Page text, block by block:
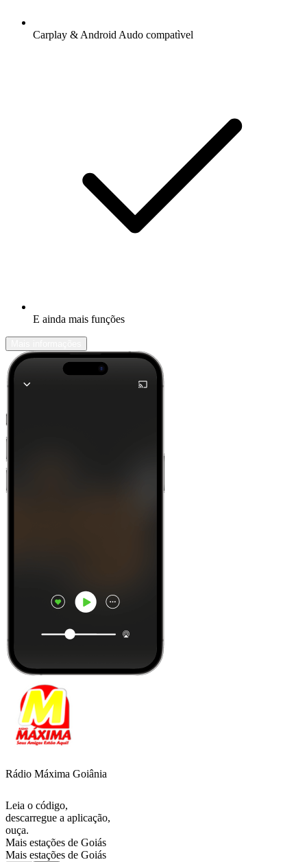
Carplay & Android Audo compatìvel
E ainda mais funções
Rádio Máxima Goiânia
Leia o código,
descarregue a aplicação,
ouça.
Mais estações de Goiás
Mais estações de Goiás